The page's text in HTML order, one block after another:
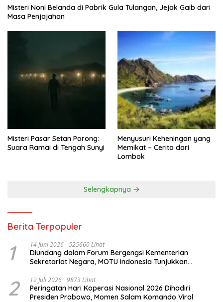
Misteri Noni Belanda di Pabrik Gula Tulangan, Jejak Gaib dari
Masa Penjajahan
Misteri Pasar Setan Porong:
Suara Ramai di Tengah Sunyi
Menyusuri Keheningan yang
Memikat – Cerita dari
Lombok
Selengkapnya
Berita Terpopuler
1 14 Juni 2026 525660 Lihat
Diundang dalam Forum Bergengsi Kementerian
Sekretariat Negara, MOTU Indonesia Tunjukkan
2 12 Juli 2026 9873 Lihat
Peringatan Hari Koperasi Nasional 2026 Dihadiri
Presiden Prabowo, Momen Salam Komando Viral